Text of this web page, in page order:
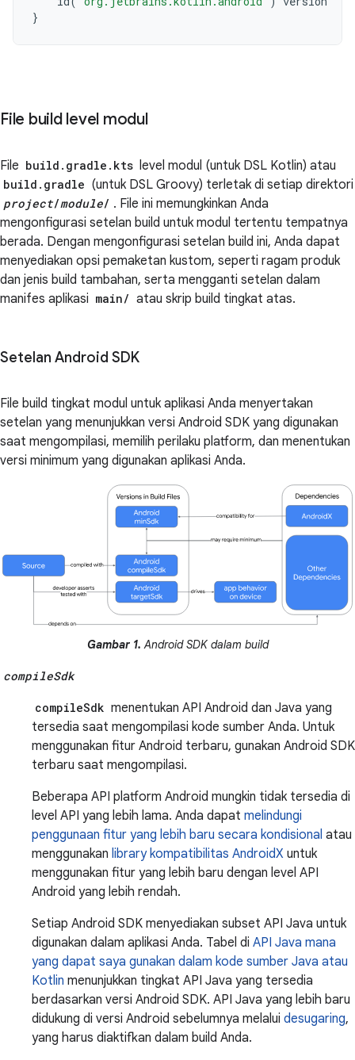
}
File build level modul
File build.gradle.kts level modul (untuk DSL Kotlin) atau
build.gradle (untuk DSL Groovy) terletak di setiap direktori
project/module/ . File ini memungkinkan Anda
mengonfigurasi setelan build untuk modul tertentu tempatnya
berada. Dengan mengonfigurasi setelan build ini, Anda dapat
menyediakan opsi pemaketan kustom, seperti ragam produk
dan jenis build tambahan, serta mengganti setelan dalam
manifes aplikasi main/ atau skrip build tingkat atas.
Setelan Android SDK
File build tingkat modul untuk aplikasi Anda menyertakan
setelan yang menunjukkan versi Android SDK yang digunakan
saat mengompilasi, memilih perilaku platform, dan menentukan
versi minimum yang digunakan aplikasi Anda.
Gambar 1. Android SDK dalam build
compileSdk
compileSdk menentukan API Android dan Java yang
tersedia saat mengompilasi kode sumber Anda. Untuk
menggunakan fitur Android terbaru, gunakan Android SDK
terbaru saat mengompilasi.
Beberapa API platform Android mungkin tidak tersedia di
level API yang lebih lama. Anda dapat melindungi
penggunaan fitur yang lebih baru secara kondisional atau
menggunakan library kompatibilitas AndroidX untuk
menggunakan fitur yang lebih baru dengan level API
Android yang lebih rendah.
Setiap Android SDK menyediakan subset API Java untuk
digunakan dalam aplikasi Anda. Tabel di API Java mana
yang dapat saya gunakan dalam kode sumber Java atau
Kotlin menunjukkan tingkat API Java yang tersedia
berdasarkan versi Android SDK. API Java yang lebih baru
didukung di versi Android sebelumnya melalui desugaring,
yang harus diaktifkan dalam build Anda.